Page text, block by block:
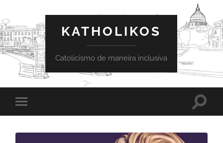
KATHOLIKOS
Catolicismo de maneira inclusiva
Toggle
mobile
Toggle